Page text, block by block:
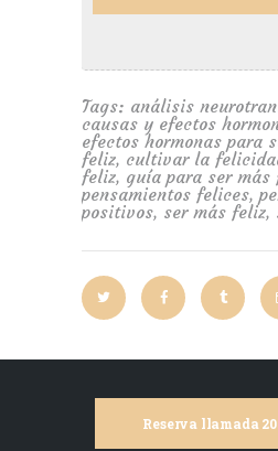
Tags: análisis
causas y efectos
efectos hormonas para
feliz, cultivar la
feliz, guía para ser más
pensamientos felices,
positivos, ser más feliz,
Reserva llamada